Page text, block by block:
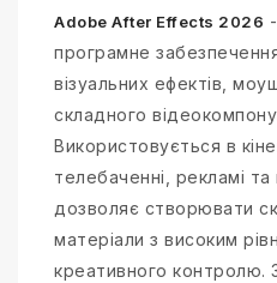
Adobe After Effects 2026
програмне
візуальних ефектів,
складного
Використовується в
телебаченні, рекламі
дозволяє створювати
матеріали з високим
креативного контролю.